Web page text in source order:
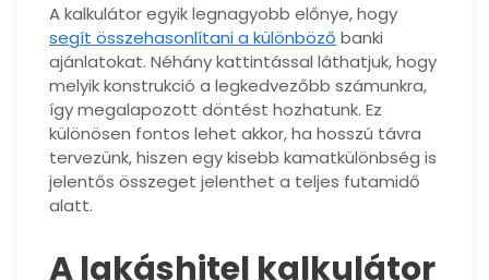
A kalkulátor egyik legnagyobb előnye, hogy
segít összehasonlítani a különböző banki
ajánlatokat. Néhány kattintással láthatjuk, hogy
melyik konstrukció a legkedvezőbb számunkra,
így megalapozott döntést hozhatunk. Ez
különösen fontos lehet akkor, ha hosszú távra
tervezünk, hiszen egy kisebb kamatkülönbség is
jelentős összeget jelenthet a teljes futamidő
alatt.
A lakáshitel kalkulátor